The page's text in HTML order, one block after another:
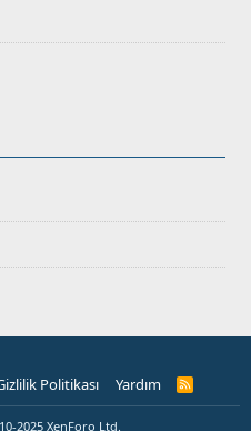
Politikası Yardım
R
2025 XenForo Ltd.